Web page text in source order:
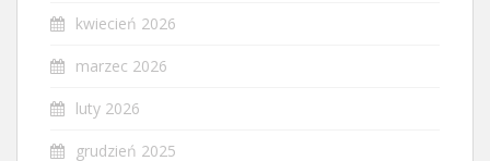
kwiecień 2026
marzec 2026
luty 2026
grudzień 2025